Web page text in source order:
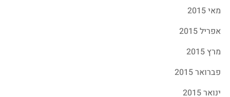
מאי 2015
אפריל 2015
מרץ 2015
פברואר 2015
ינואר 2015